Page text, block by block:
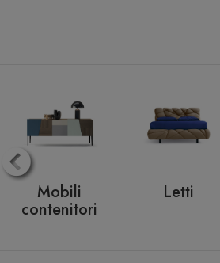
Consolle
allungabili
Panchine